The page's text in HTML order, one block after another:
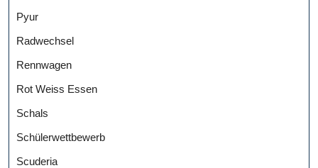
Pyur
Radwechsel
Rennwagen
Rot Weiss Essen
Schals
Schülerwettbewerb
Scuderia